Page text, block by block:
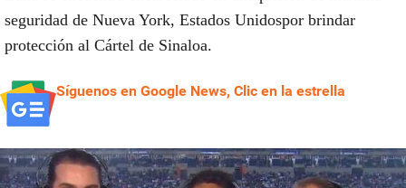
seguridad de Nueva York, Estados Unidospor brindar
protección al Cártel de Sinaloa.
Síguenos en Google News, Clic en la estrella